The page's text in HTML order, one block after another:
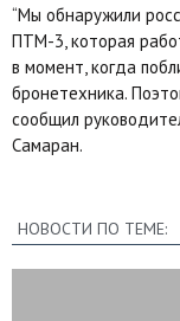
“Мы обнаружили
ПТМ-3, которая
в момент, когда
бронетехника.
сообщил
Самаран.
НОВОСТИ ПО ТЕМЕ: